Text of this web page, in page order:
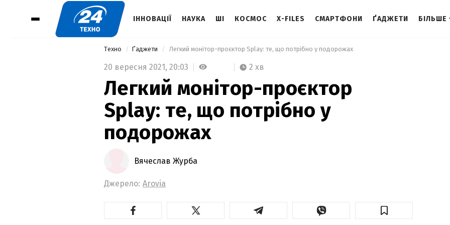
ІННОВАЦІЇ НАУКА ШІ КОСМОС X-FILES СМАРТФОНИ ҐАДЖЕТИ БІЛЬШЕ
Техно Ґаджети Легкий монітор-проєктор Splay: те, що потрібно у подорожах
20 вересня 2021, 20:03 2 хв
Легкий монітор-проєктор
Splay: те, що потрібно у
подорожах
Вячеслав Журба
Джерело: Arovia